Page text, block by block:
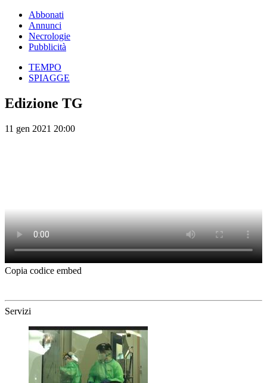
Abbonati
Annunci
Necrologie
Pubblicità
TEMPO
SPIAGGE
Edizione TG
11 gen 2021 20:00
Copia codice embed
Servizi